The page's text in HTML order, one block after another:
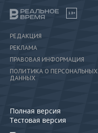
18+
РЕДАКЦИЯ
РЕКЛАМА
ПРАВОВАЯ ИНФОРМАЦИЯ
ПОЛИТИКА О ПЕРСОНАЛЬНЫХ
ДАННЫХ
Полная версия
Тестовая версия